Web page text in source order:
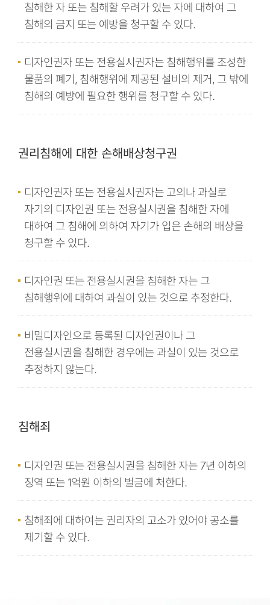
침해한 자 또는 침해할 우려가 있는 자에 대하여 그
침해의 금지 또는 예방을 청구할 수 있다.
디자인권자 또는 전용실시권자는 침해행위를 조성한
물품의 폐기, 침해행위에 제공된 설비의 제거, 그 밖에
침해의 예방에 필요한 행위를 청구할 수 있다.
권리침해에 대한 손해배상청구권
디자인권자 또는 전용실시권자는 고의나 과실로
자기의 디자인권 또는 전용실시권을 침해한 자에
대하여 그 침해에 의하여 자기가 입은 손해의 배상을
청구할 수 있다.
디자인권 또는 전용실시권을 침해한 자는 그
침해행위에 대하여 과실이 있는 것으로 추정한다.
비밀디자인으로 등록된 디자인권이나 그
전용실시권을 침해한 경우에는 과실이 있는 것으로
추정하지 않는다.
침해죄
디자인권 또는 전용실시권을 침해한 자는 7년 이하의
징역 또는 1억원 이하의 벌금에 처한다.
침해죄에 대하여는 권리자의 고소가 있어야 공소를
제기할 수 있다.